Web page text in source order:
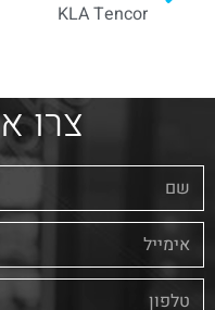
KLA Tencor
צרו